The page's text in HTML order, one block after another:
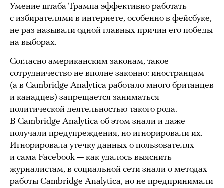
Умение штаба Трампа эффективно работать
с избирателями в интернете, особенно в фейсбуке,
не раз называли одной главных причин его победы
на выборах.
Согласно американским законам, такое
сотрудничество не вполне законно: иностранцам
(а в Cambridge Analytica работало много британцев
и канадцев) запрещается заниматься
политической деятельностью такого рода.
В Cambridge Analytica об этом знали и даже
получали предупреждения, но игнорировали их.
Игнорировала утечку данных о пользователях
и сама Facebook — как удалось выяснить
журналистам, в социальной сети знали о методах
работы Cambridge Analytica, но не предпринимали